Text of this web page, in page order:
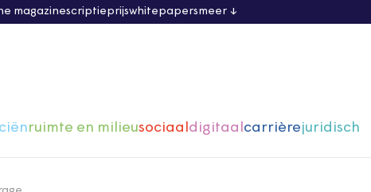
magazinescriptieprijswhitepapersmeer
ruimte en milieusociaaldigitaalcarrièrejuridisch